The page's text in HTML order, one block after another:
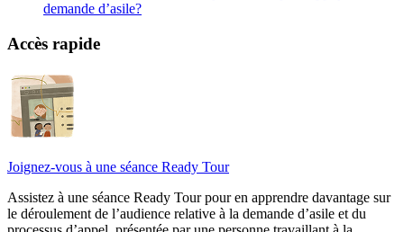
demande d’asile?
Accès rapide
Joignez-vous à une séance Ready Tour
Assistez à une séance Ready Tour pour en apprendre davantage sur
le déroulement de l’audience relative à la demande d’asile et du